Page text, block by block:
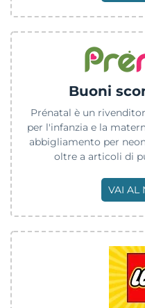
Buoni
Prénatal è un
per l'infanzia e la
abbigliamento per
oltre a articoli di
VAI AL